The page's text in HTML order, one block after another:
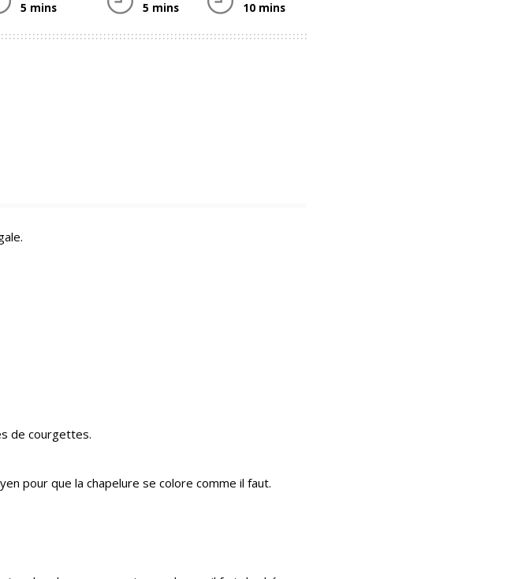
5 mins 5 mins 10 mins
de courgettes.
pour que la chapelure se colore comme il faut.